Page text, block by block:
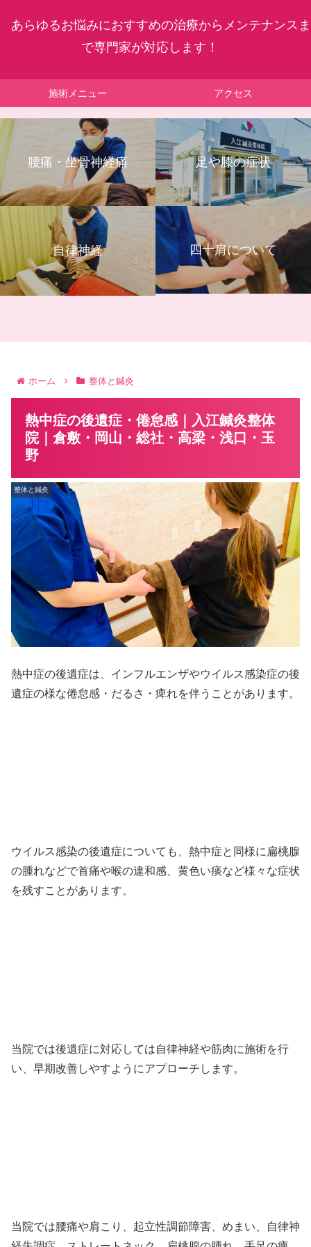
あらゆるお悩みにおすすめの治療からメンテナンスま
で専門家が対応します！
施術メニュー アクセス
腰痛・坐骨神経痛 足や膝の症状
自律神経 四十肩について
ホーム 整体と鍼灸
熱中症の後遺症・倦怠感｜入江鍼灸整体
院｜倉敷・岡山・総社・高梁・浅口・玉
野
整体と鍼灸
熱中症の後遺症は、インフルエンザやウイルス感染症の後
遺症の様な倦怠感・だるさ・痺れを伴うことがあります。
ウイルス感染の後遺症についても、熱中症と同様に扁桃腺
の腫れなどで首痛や喉の違和感、黄色い痰など様々な症状
を残すことがあります。
当院では後遺症に対応しては自律神経や筋肉に施術を行
い、早期改善しやすようにアプローチします。
当院では腰痛や肩こり、起立性調節障害、めまい、自律神